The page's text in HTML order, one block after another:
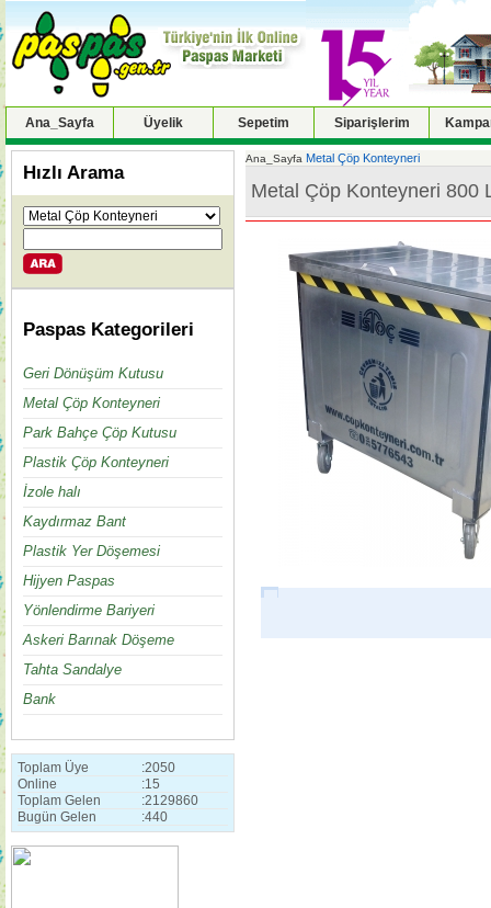
Ana_Sayfa Üyelik Sepetim Siparişlerim
Hızlı Arama
Paspas Kategorileri
Geri Dönüşüm Kutusu
Metal Çöp Konteyneri
Park Bahçe Çöp Kutusu
Plastik Çöp Konteyneri
İzole halı
Kaydırmaz Bant
Plastik Yer Döşemesi
Hijyen Paspas
Yönlendirme Bariyeri
Askeri Barınak Döşeme
Tahta Sandalye
Bank
Toplam Üye :2050
Online
:15
Toplam Gelen
:2129860
Bugün Gelen
:440
Ana_Sayfa Metal Çöp Konteyneri
Metal Çöp Konteyneri 800